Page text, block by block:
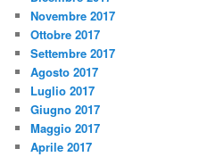
Novembre 2017
Ottobre 2017
Settembre 2017
Agosto 2017
Luglio 2017
Giugno 2017
Maggio 2017
Aprile 2017